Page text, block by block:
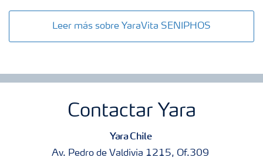
Leer más sobre YaraVita SENIPHOS
Contactar Yara
Yara Chile
Av. Pedro de Valdivia 1215, Of.309